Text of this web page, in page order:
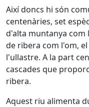
Així doncs hi són
centenàries, set
d'alta muntanya com
de ribera com l'om,
l'ullastre. A la part
cascades que
ribera.
Aquest riu alimenta